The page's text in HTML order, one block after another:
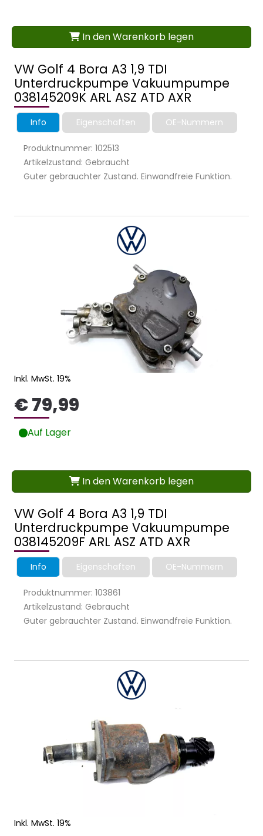
VW Golf 4 Bora A3 1,9 TDI
Unterdruckpumpe Vakuumpumpe
038145209K ARL ASZ ATD AXR
Info Eigenschaften OE-Nummern
Produktnummer: 102513
Artikelzustand: Gebraucht
Guter gebrauchter Zustand. Einwandfreie Funktion.
In den Warenkorb legen
VW Golf 4 Bora A3 1,9 TDI
Unterdruckpumpe Vakuumpumpe
038145209F ARL ASZ ATD AXR
Info Eigenschaften OE-Nummern
Produktnummer: 103861
Artikelzustand: Gebraucht
Guter gebrauchter Zustand. Einwandfreie Funktion.
Inkl. MwSt. 19%
€ 79,99
Auf Lager
In den Warenkorb legen
Inkl. MwSt. 19%